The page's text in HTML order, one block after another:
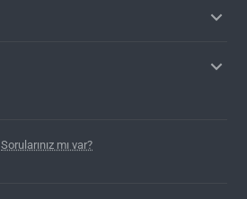
Sorularınız mı var?